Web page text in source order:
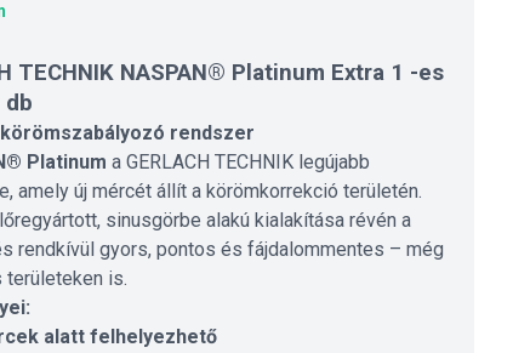
TECHNIK NASPAN® Platinum Extra 1 -es
rendszer
Platinum a GERLACH TECHNIK legújabb
amely új mércét állít a körömkorrekció területén.
sinusgörbe alakú kialakítása révén a
rendkívül gyors, pontos és fájdalommentes – még
területeken is.
alatt felhelyezhető